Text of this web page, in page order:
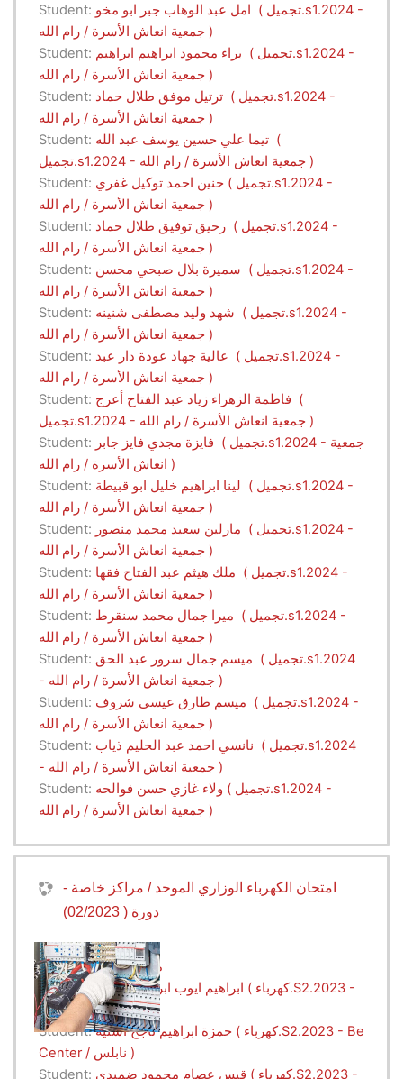
Student: امل عبد الوهاب جبر ابو مخو ( تجميل.s1.2024 -
جمعية انعاش الأسرة / رام الله )
Student: براء محمود ابراهيم ابراهيم ( تجميل.s1.2024 -
جمعية انعاش الأسرة / رام الله )
Student: ترتيل موفق طلال حماد ( تجميل.s1.2024 -
جمعية انعاش الأسرة / رام الله )
Student: تيما علي حسين يوسف عبد الله (
تجميل.s1.2024 - جمعية انعاش الأسرة / رام الله )
Student: حنين احمد توكيل غفري ( تجميل.s1.2024 -
جمعية انعاش الأسرة / رام الله )
Student: رحيق توفيق طلال حماد ( تجميل.s1.2024 -
جمعية انعاش الأسرة / رام الله )
Student: سميرة بلال صبحي محسن ( تجميل.s1.2024 -
جمعية انعاش الأسرة / رام الله )
Student: شهد وليد مصطفى شنينه ( تجميل.s1.2024 -
جمعية انعاش الأسرة / رام الله )
Student: عالية جهاد عودة دار عبد ( تجميل.s1.2024 -
جمعية انعاش الأسرة / رام الله )
Student: فاطمة الزهراء زياد عبد الفتاح أعرج (
تجميل.s1.2024 - جمعية انعاش الأسرة / رام الله )
Student: فايزة مجدي فايز جابر ( تجميل.s1.2024 - جمعية
انعاش الأسرة / رام الله )
Student: لينا ابراهيم خليل ابو قبيطة ( تجميل.s1.2024 -
جمعية انعاش الأسرة / رام الله )
Student: مارلين سعيد محمد منصور ( تجميل.s1.2024 -
جمعية انعاش الأسرة / رام الله )
Student: ملك هيثم عبد الفتاح فقها ( تجميل.s1.2024 -
جمعية انعاش الأسرة / رام الله )
Student: ميرا جمال محمد سنقرط ( تجميل.s1.2024 -
جمعية انعاش الأسرة / رام الله )
Student: ميسم جمال سرور عبد الحق ( تجميل.s1.2024
- جمعية انعاش الأسرة / رام الله )
Student: ميسم طارق عيسى شروف ( تجميل.s1.2024 -
جمعية انعاش الأسرة / رام الله )
Student: نانسي احمد عبد الحليم ذياب ( تجميل.s1.2024
- جمعية انعاش الأسرة / رام الله )
Student: ولاء غازي حسن فوالحه ( تجميل.s1.2024 -
جمعية انعاش الأسرة / رام الله )
امتحان الكهرباء الوزاري الموحد / مراكز خاصة -
دورة ( 02/2023)
Teacher:ميس حنتش
Student:
ابراهيم ايوب ابراهيم طريق ( كهرباء.S2.2023 -
Be Center / نابلس )
Student:حمزة ابراهيم ناجح اشتية ( كهرباء.S2.2023 - Be
Center / نابلس )
Student: قيس عصام محمود ضميدي ( كهرباء.S2.2023 -